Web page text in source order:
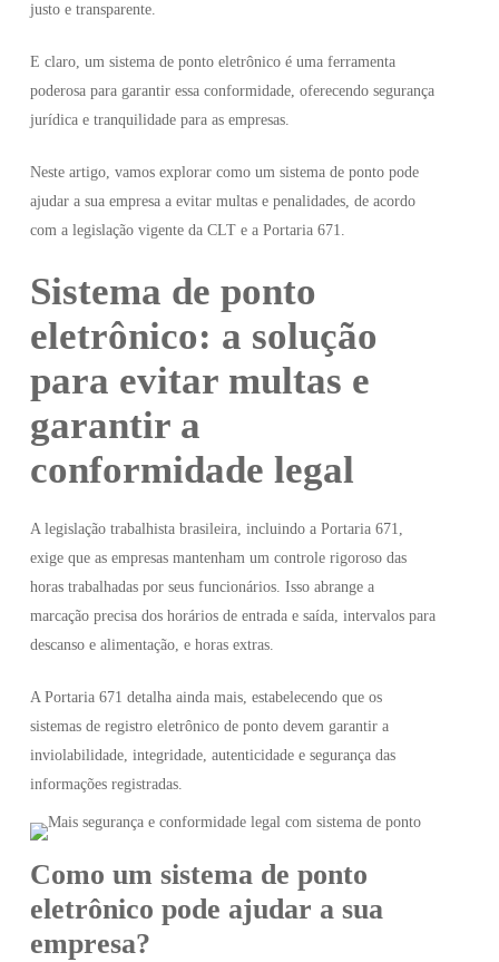
justo e transparente.
E claro, um sistema de ponto eletrônico é uma ferramenta
poderosa para garantir essa conformidade, oferecendo segurança
jurídica e tranquilidade para as empresas.
Neste artigo, vamos explorar como um sistema de ponto pode
ajudar a sua empresa a evitar multas e penalidades, de acordo
com a legislação vigente da CLT e a Portaria 671.
Sistema de ponto
eletrônico: a solução
para evitar multas e
garantir a
conformidade legal
A legislação trabalhista brasileira, incluindo a Portaria 671,
exige que as empresas mantenham um controle rigoroso das
horas trabalhadas por seus funcionários. Isso abrange a
marcação precisa dos horários de entrada e saída, intervalos para
descanso e alimentação, e horas extras.
A Portaria 671 detalha ainda mais, estabelecendo que os
sistemas de registro eletrônico de ponto devem garantir a
inviolabilidade, integridade, autenticidade e segurança das
informações registradas.
Como um sistema de ponto
eletrônico pode ajudar a sua
empresa?